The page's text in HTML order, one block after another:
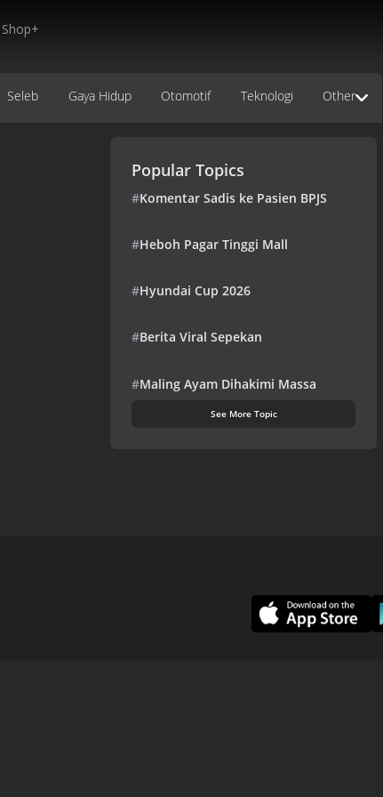
Shop+
Seleb Gaya Hidup Otomotif Teknologi Other
Popular Topics
#Komentar Sadis ke Pasien BPJS
#Heboh Pagar Tinggi Mall
#Hyundai Cup 2026
#Berita Viral Sepekan
#Maling Ayam Dihakimi Massa
See More Topic